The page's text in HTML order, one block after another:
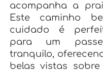
acompanha a
Este caminho
cuidado é
para um
tranquilo,
belas vistas